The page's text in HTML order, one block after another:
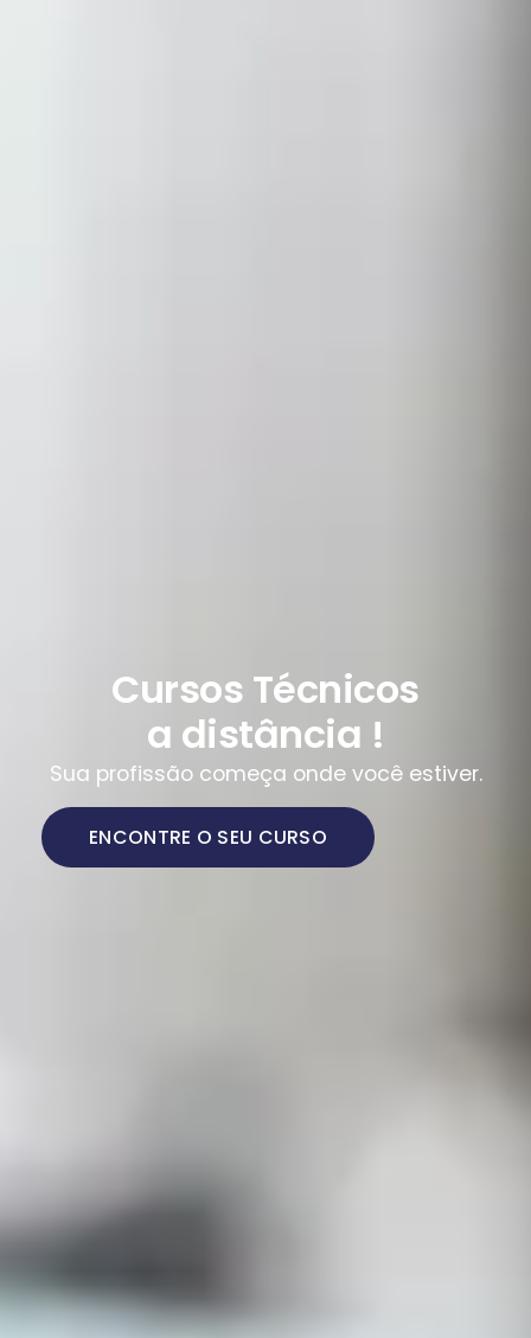
Cursos Técnicos
a distância !
Sua profissão começa onde você estiver.
ENCONTRE O SEU CURSO